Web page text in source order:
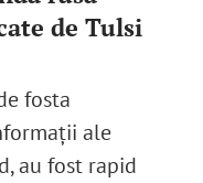
de Tulsi
fosta
ale
au fost rapid